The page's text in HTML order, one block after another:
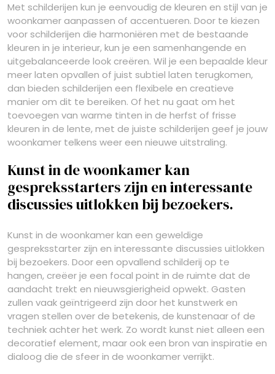
Met schilderijen kun je eenvoudig de kleuren en stijl van je
woonkamer aanpassen of accentueren. Door te kiezen
voor schilderijen die harmoniëren met de bestaande
kleuren in je interieur, kun je een samenhangende en
uitgebalanceerde look creëren. Wil je een bepaalde kleur
meer laten opvallen of juist subtiel laten terugkomen,
dan bieden schilderijen een flexibele en creatieve
manier om dit te bereiken. Of het nu gaat om het
toevoegen van warme tinten in de herfst of frisse
kleuren in de lente, met de juiste schilderijen geef je jouw
woonkamer telkens weer een nieuwe uitstraling.
Kunst in de woonkamer kan
gespreksstarters zijn en interessante
discussies uitlokken bij bezoekers.
Kunst in de woonkamer kan een geweldige
gespreksstarter zijn en interessante discussies uitlokken
bij bezoekers. Door een opvallend schilderij op te
hangen, creëer je een focal point in de ruimte dat de
aandacht trekt en nieuwsgierigheid opwekt. Gasten
zullen vaak geïntrigeerd zijn door het kunstwerk en
vragen stellen over de betekenis, de kunstenaar of de
techniek achter het werk. Zo wordt kunst niet alleen een
decoratief element, maar ook een bron van inspiratie en
dialoog die de sfeer in de woonkamer verrijkt.